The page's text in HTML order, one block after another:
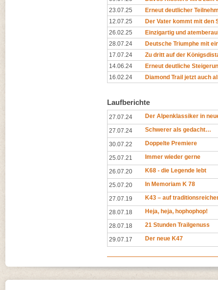
23.07.25
Erneut deutlicher
12.07.25
Der Vater kommt mit den
26.02.25
Einzigartig und
28.07.24
Deutsche Triumphe mit
17.07.24
Zu dritt auf der
14.06.24
Erneut deutliche
16.02.24
Diamond Trail jetzt auch
Laufberichte
27.07.24 Der Alpenklassiker in
27.07.24 Schwerer als gedacht…
30.07.22 Doppelte Premiere
25.07.21 Immer wieder gerne
26.07.20 K68 - die Legende lebt
25.07.20 In Memoriam K 78
27.07.19 K43 – auf
28.07.18 Heja, heja, hophophop!
28.07.18 21 Stunden Trailgenuss
29.07.17 Der neue K47